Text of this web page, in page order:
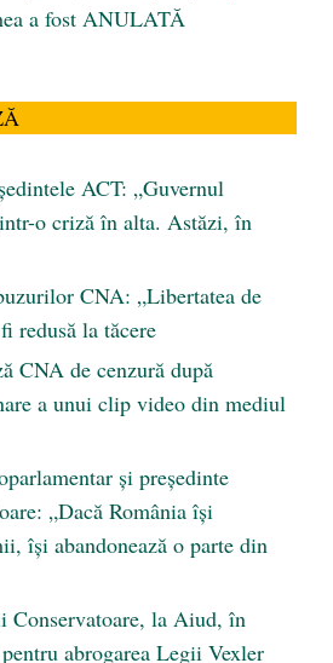
a fost ANULATĂ
ACT: „Guvernul
o criză în alta. Astăzi, în
CNA: „Libertatea de
redusă la tăcere
CNA de cenzură după
a unui clip video din mediul
și președinte
„Dacă România își
își abandonează o parte din
Conservatoare, la Aiud, în
abrogarea Legii Vexler